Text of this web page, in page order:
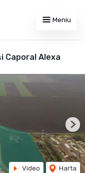
Meniu
Caporal Alexa
Video Harta